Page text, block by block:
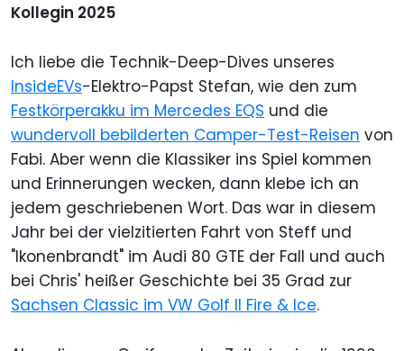
Kollegin 2025
Ich liebe die Technik-Deep-Dives unseres
InsideEVs-Elektro-Papst Stefan, wie den zum
Festkörperakku im Mercedes EQS und die
wundervoll bebilderten Camper-Test-Reisen von
Fabi. Aber wenn die Klassiker ins Spiel kommen
und Erinnerungen wecken, dann klebe ich an
jedem geschriebenen Wort. Das war in diesem
Jahr bei der vielzitierten Fahrt von Steff und
"Ikonenbrandt" im Audi 80 GTE der Fall und auch
bei Chris' heißer Geschichte bei 35 Grad zur
Sachsen Classic im VW Golf II Fire & Ice.